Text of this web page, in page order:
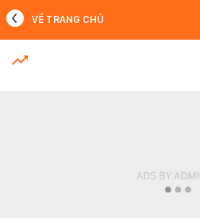
MỚI NHẤT
VỀ TRANG CHỦ